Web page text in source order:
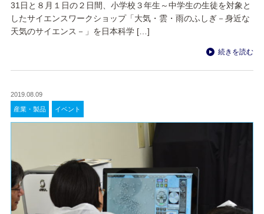
31日と８月１日の２日間、小学校３年生～中学生の生徒を対象と
したサイエンスワークショップ「大気・雲・雨のふしぎ－身近な
天気のサイエンス－」を日本科学 […]
続きを読む
2019.08.09
産業・製品 イベント